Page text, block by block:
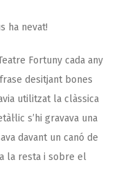
ha nevat!
Fortuny cada any
desitjant bones
utilitzat la clàssica
s’hi gravava una
davant un canó de
la resta i sobre el